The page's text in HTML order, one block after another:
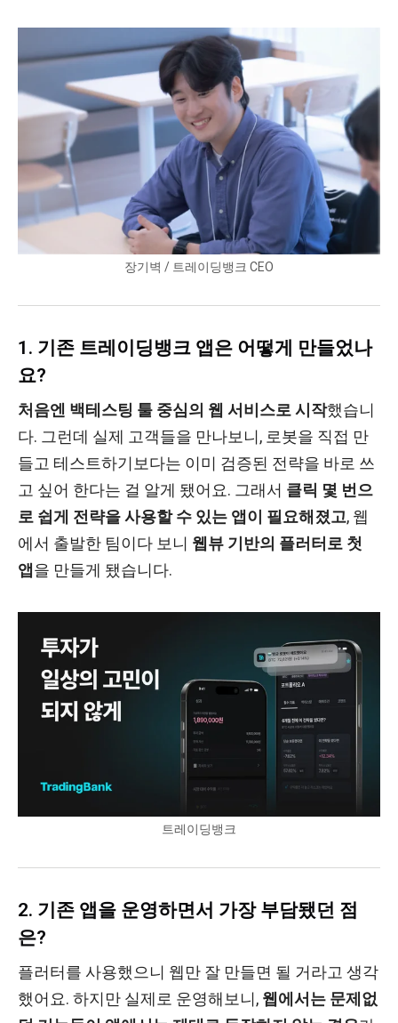
장기벽 / 트레이딩뱅크 CEO
1. 기존 트레이딩뱅크 앱은 어떻게 만들었나
요?
처음엔 백테스팅 툴 중심의 웹 서비스로 시작했습니
다. 그런데 실제 고객들을 만나보니, 로봇을 직접 만
들고 테스트하기보다는 이미 검증된 전략을 바로 쓰
고 싶어 한다는 걸 알게 됐어요. 그래서 클릭 몇 번으
로 쉽게 전략을 사용할 수 있는 앱이 필요해졌고, 웹
에서 출발한 팀이다 보니 웹뷰 기반의 플러터로 첫
앱 을 만들게 됐습니다.
트레이딩뱅크
2. 기존 앱을 운영하면서 가장 부담됐던 점
은?
플러터를 사용했으니 웹만 잘 만들면 될 거라고 생각
했어요. 하지만 실제로 운영해보니, 웹에서는 문제없